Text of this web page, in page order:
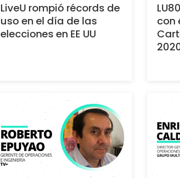
LiveU rompió récords de
uso en el día de las
elecciones en EE UU
con